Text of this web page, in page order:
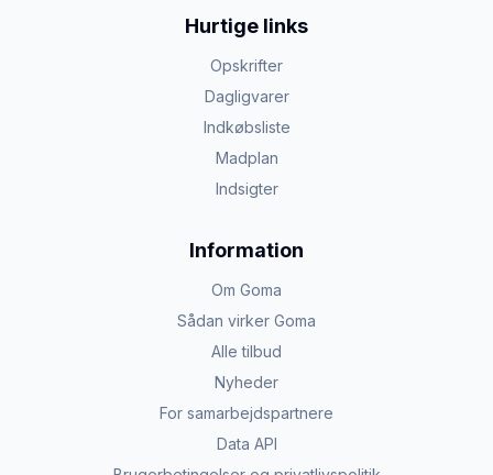
Hurtige links
Opskrifter
Dagligvarer
Indkøbsliste
Madplan
Indsigter
Information
Om Goma
Sådan virker Goma
Alle tilbud
Nyheder
For samarbejdspartnere
Data API